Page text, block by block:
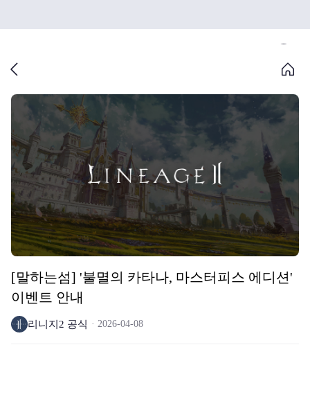
[말하는섬] '불멸의 카타나, 마스터피스 에디션'
이벤트 안내
리니지2 공식 2026-04-08